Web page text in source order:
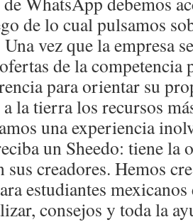
de lo cual pulsamos
vez que la empresa
de la competencia
para orientar su
la tierra los recursos
una experiencia
un Sheedo: tiene la
sus creadores. Hemos
estudiantes
consejos y toda la